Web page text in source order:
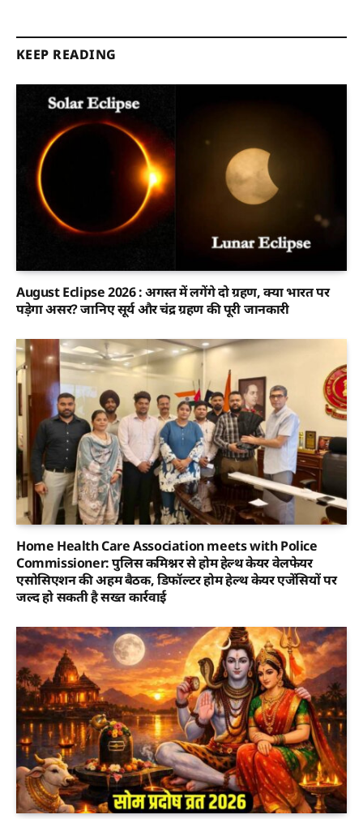
KEEP READING
August Eclipse 2026 : अगस्त में लगेंगे दो ग्रहण, क्या भारत पर
पड़ेगा असर? जानिए सूर्य और चंद्र ग्रहण की पूरी जानकारी
Home Health Care Association meets with Police
Commissioner: पुलिस कमिश्नर से होम हेल्थ केयर वेलफेयर
एसोसिएशन की अहम बैठक, डिफॉल्टर होम हेल्थ केयर एजेंसियों पर
जल्द हो सकती है सख्त कार्रवाई